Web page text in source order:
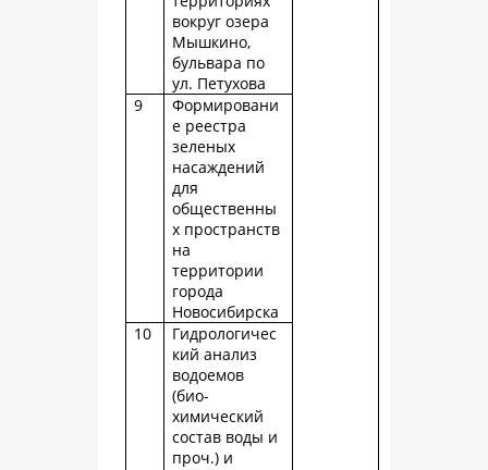
вокруг озера
Мышкино,
бульвара по
ул. Петухова
9
Формировани
е реестра
зеленых
насаждений
для
общественны
х пространств
на
территории
города
Новосибирска
10
Гидрологичес
кий анализ
водоемов
(био-
химический
состав воды и
проч.) и